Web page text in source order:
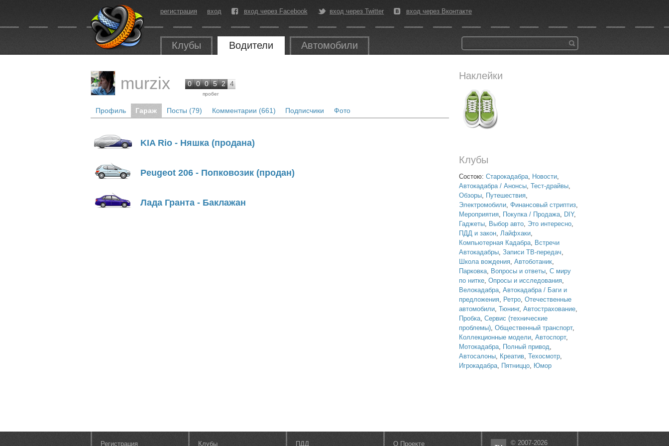
регистрация вход вход через Facebook вход через Twitter вход через Вконтакте
Клубы Водители Автомобили
Наклейки
Клубы
Состою: Старокадабра, Новости,
Автокадабра / Анонсы, Тест-драйвы,
Обзоры, Путешествия,
Электромобили, Финансовый стриптиз,
Мероприятия, Покупка / Продажа, DIY,
Гаджеты, Выбор авто, Это интересно,
ПДД и закон, Лайфхаки,
Компьютерная Кадабра, Встречи
Автокадабры, Записи ТВ-передач,
Школа вождения, Автоботаник,
Парковка, Вопросы и ответы, С миру
по нитке, Опросы и исследования,
Велокадабра, Автокадабра / Баги и
предложения, Ретро, Отечественные
автомобили, Тюнинг, Автострахование,
Пробка, Сервис (технические
проблемы), Общественный транспорт,
Коллекционные модели, Автоспорт,
Мотокадабра, Полный привод,
Автосалоны, Креатив, Техосмотр,
Игрокадабра, Пятниццо, Юмор
murzix 0 0 0 5 2 4
пробег
Профиль Гараж Посты (79) Комментарии (661) Подписчики Фото
KIA Rio - Няшка (продана)
Peugeot 206 - Попковозик (продан)
Лада Гранта - Баклажан
Регистрация Клубы ПДД О Проекте © 2007-2026